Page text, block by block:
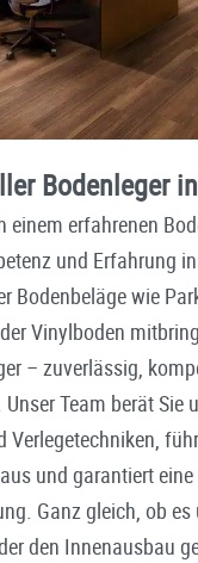
Bodenleger
einem erfahrenen
und Erfahrung
Bodenbeläge wie
Vinylboden
– zuverlässig,
Team berät Sie
Verlegetechniken,
und garantiert
Ganz gleich, ob es
den Innenausbau